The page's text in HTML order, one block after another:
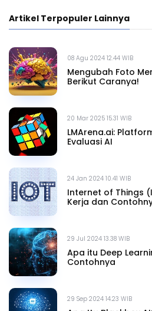
Artikel Terpopuler Lainnya
08 Agu 2024 12.44 WIB
Mengubah Foto
Berikut Caranya!
20 Mar 2025 15.31 WIB
LMArena.ai:
Evaluasi AI
24 Jan 2024 10.41 WIB
Internet of Things
Kerja dan
29 Jul 2024 13.38 WIB
Apa itu Deep
Contohnya
29 Sep 2024 14.23 WIB